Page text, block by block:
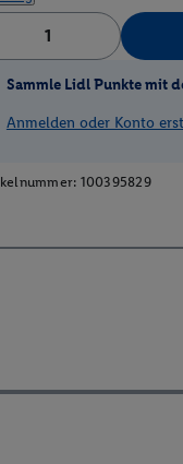
Sammle Lidl Punkte mit
Anmelden oder Konto
100395829